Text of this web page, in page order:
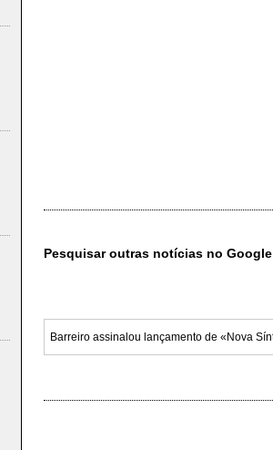
Pesquisar outras notícias no Google